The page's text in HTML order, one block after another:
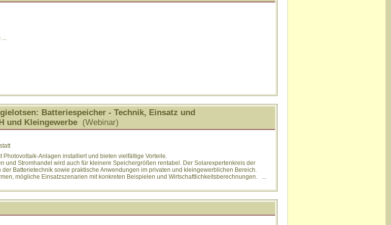
...
Batteriespeicher - Technik, Einsatz und
und Kleingewerbe (Webinar)
Anlagen installiert und bieten vielfältige Vorteile.
und Stromhandel wird auch für kleinere Speichergrößen rentabel. Der Solarexpertenkreis der
Batterietechnik sowie praktische Anwendungen im privaten und kleingewerblichen Bereich.
mögliche Einsatzszenarien mit konkreten Beispielen und Wirtschaftlichkeitsberechnungen. ...